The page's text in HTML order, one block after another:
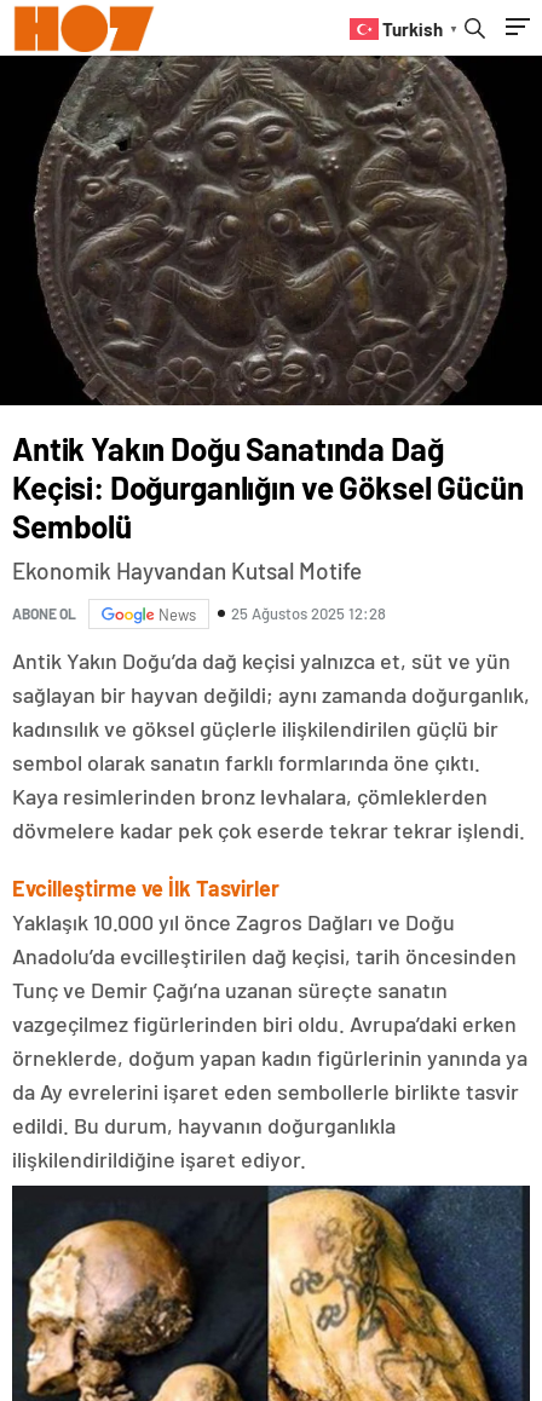
Turkish ▼
Sembolü
Antik Yakın Doğu Sanatında Dağ
Keçisi: Doğurganlığın ve Göksel Gücün
Sembolü
Ekonomik Hayvandan Kutsal Motife
ABONE OL News 25 Ağustos 2025 12:28
Antik Yakın Doğu’da dağ keçisi yalnızca et, süt ve yün
sağlayan bir hayvan değildi; aynı zamanda doğurganlık,
kadınsılık ve göksel güçlerle ilişkilendirilen güçlü bir
sembol olarak sanatın farklı formlarında öne çıktı.
Kaya resimlerinden bronz levhalara, çömleklerden
dövmelere kadar pek çok eserde tekrar tekrar işlendi.
Evcilleştirme ve İlk Tasvirler
Yaklaşık 10.000 yıl önce Zagros Dağları ve Doğu
Anadolu’da evcilleştirilen dağ keçisi, tarih öncesinden
Tunç ve Demir Çağı’na uzanan süreçte sanatın
vazgeçilmez figürlerinden biri oldu. Avrupa’daki erken
örneklerde, doğum yapan kadın figürlerinin yanında ya
da Ay evrelerini işaret eden sembollerle birlikte tasvir
edildi. Bu durum, hayvanın doğurganlıkla
ilişkilendirildiğine işaret ediyor.